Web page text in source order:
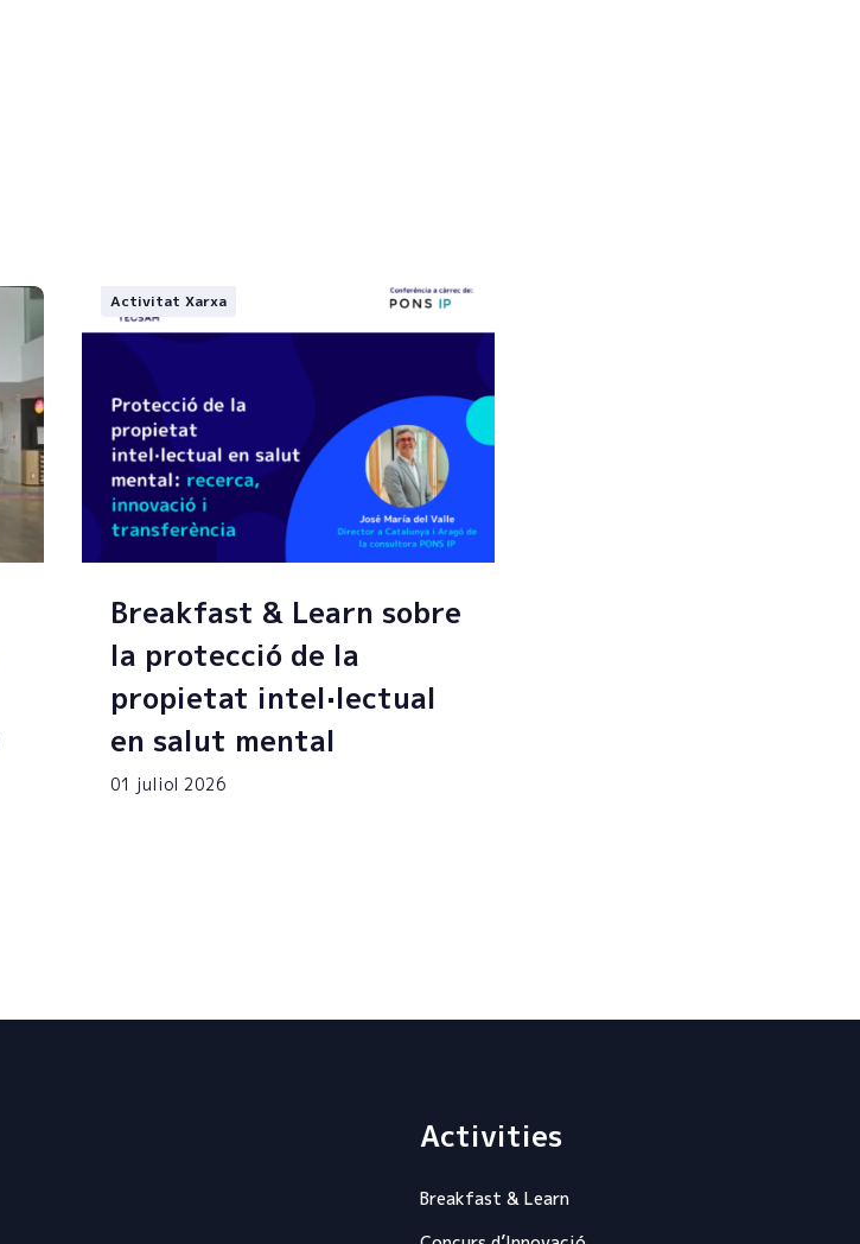
Activitat Xarxa
Breakfast & Learn sobre
la protecció de la
propietat intel·lectual
en salut mental
01 juliol 2026
Activities
Breakfast & Learn